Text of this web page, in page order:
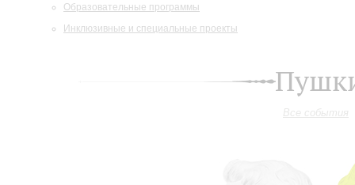
Образовательные программы
Инклюзивные и специальные проекты
Все события